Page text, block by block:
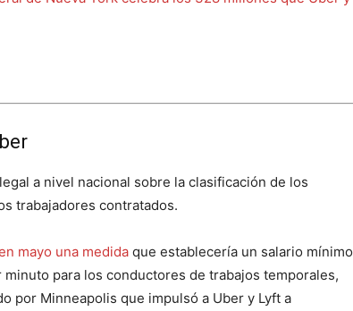
a nivel nacional sobre la clasificación de los
trabajadores contratados.
mayo una medida que establecería un salario mínimo
para los conductores de trabajos temporales,
por Minneapolis que impulsó a Uber y Lyft a